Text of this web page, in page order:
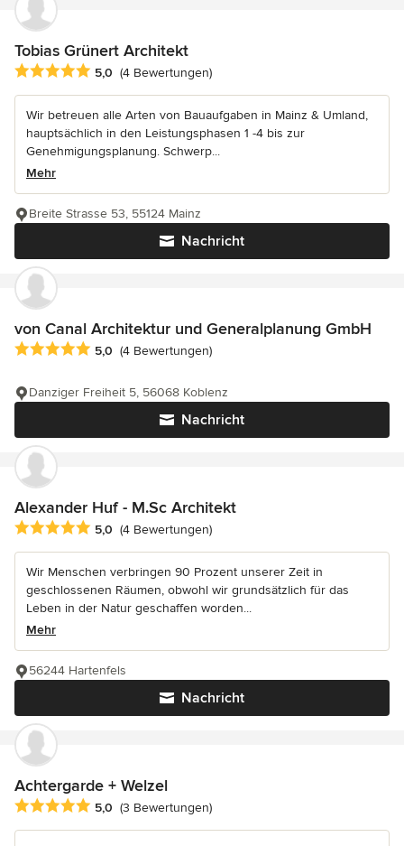
Tobias Grünert Architekt
Durchschnittliche Bewertung: 5 von 5 Sternen
5,0 (4 Bewertungen)
Wir betreuen alle Arten von Bauaufgaben in Mainz & Umland,
hauptsächlich in den Leistungsphasen 1 -4 bis zur
Genehmigungsplanung. Schwerp...
Mehr
Nachricht
Breite Strasse 53, 55124 Mainz
von Canal Architektur und Generalplanung GmbH
Durchschnittliche Bewertung: 5 von 5 Sternen
5,0 (4 Bewertungen)
Nachricht
Danziger Freiheit 5, 56068 Koblenz
Alexander Huf - M.Sc Architekt
Durchschnittliche Bewertung: 5 von 5 Sternen
5,0 (4 Bewertungen)
Wir Menschen verbringen 90 Prozent unserer Zeit in
geschlossenen Räumen, obwohl wir grundsätzlich für das
Leben in der Natur geschaffen worden...
Mehr
Nachricht
56244 Hartenfels
Achtergarde + Welzel
Durchschnittliche Bewertung: 5 von 5 Sternen
5,0 (3 Bewertungen)